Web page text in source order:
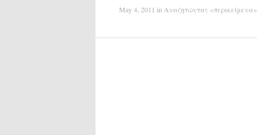
May 4, 2011 in Αναζητώντας «περικείμενα»